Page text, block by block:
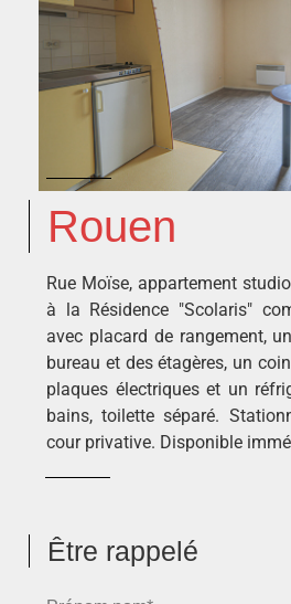
Rouen
Rue Moïse, appartement
à la Résidence "Scolaris"
avec placard de rangement,
bureau et des étagères, un
plaques électriques et un
bains, toilette séparé.
cour privative. Disponible
Être rappelé